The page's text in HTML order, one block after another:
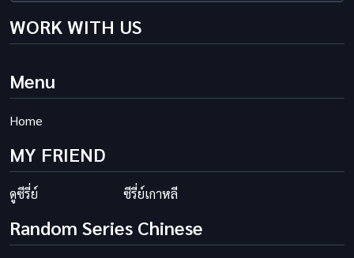
WORK WITH US
Menu
Home
MY FRIEND
ดูซีรี่ย์ ซีรี่ย์เกาหลี
Random Series Chinese